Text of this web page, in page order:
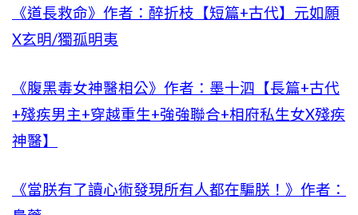
《道長救命》作者：醉折枝【短篇+古代】元如願
X玄明/獨孤明夷
《腹黑毒女神醫相公》作者：墨十泗【長篇+古代
+殘疾男主+穿越重生+強強聯合+相府私生女X殘疾
神醫】
《當朕有了讀心術發現所有人都在騙朕！》作者：